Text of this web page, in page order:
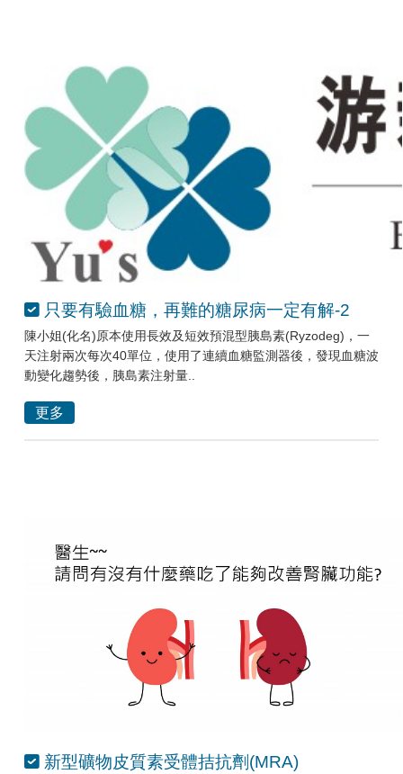
只要有驗血糖，再難的糖尿病一定有解-2
陳小姐(化名)原本使用長效及短效預混型胰島素(Ryzodeg)，一
天注射兩次每次40單位，使用了連續血糖監測器後，發現血糖波
動變化趨勢後，胰島素注射量..
更多
新型礦物皮質素受體拮抗劑(MRA)